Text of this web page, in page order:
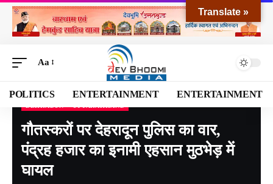
Aa
POLITICS ENTERTAINMENT ENTERTAINMENT
Devbhoomi Media >Blog>NATIONAL>UTTARAKHAND>DEHRADUN
गौतस्करों पर देहरादून पुलिस का वार,
पंद्रह हजार का इनामी एहसान मुठभेड़ में
घायल
Translate »